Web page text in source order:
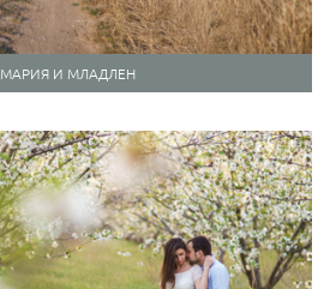
МАРИЯ И МЛАДЛЕН